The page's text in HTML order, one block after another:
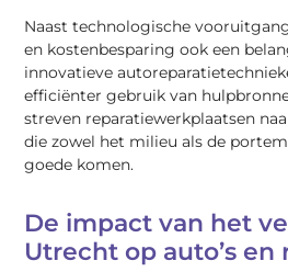
Naast technologische
en kostenbesparing ook een
innovatieve
efficiënter gebruik van
streven reparatiewerkplaatsen
die zowel het milieu als de
goede komen.
De impact van het
Utrecht op auto’s en